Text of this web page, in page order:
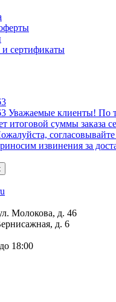
и сертификаты
Уважаемые клиенты! По
итоговой суммы заказа
извинения за
Молокова, д. 46
д. 6
18:00